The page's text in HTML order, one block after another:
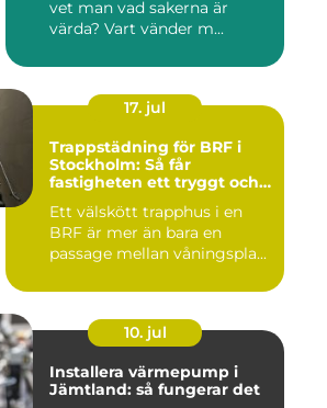
vet man vad sakerna är
värda? Vart vänder m...
17. jul
Trappstädning för BRF i
Stockholm: Så får
fastigheten ett tryggt och
Ett välskött trapphus i en
BRF är mer än bara en
passage mellan våningspla...
10. jul
Installera värmepump i
Jämtland: så fungerar det